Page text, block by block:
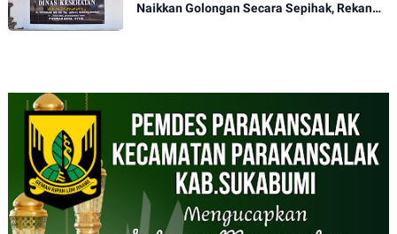
Naikkan Golongan Secara Sepihak, Rekan